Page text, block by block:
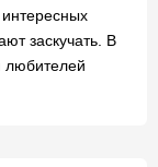
заскучать. В
любителей